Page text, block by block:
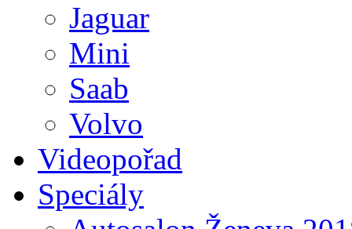
Jaguar
Mini
Saab
Volvo
Videopořad
Speciály